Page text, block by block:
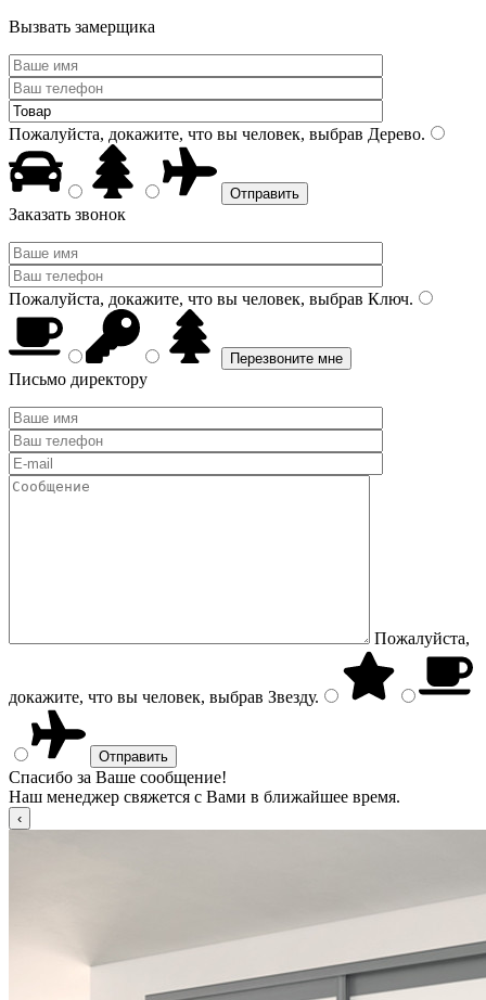
Вызвать замерщика
Пожалуйста, докажите, что вы человек, выбрав Дерево.
Заказать звонок
Пожалуйста, докажите, что вы человек, выбрав Ключ.
Письмо директору
Пожалуйста,
докажите, что вы человек, выбрав Звезду.
Спасибо за Ваше сообщение!
Наш менеджер свяжется с Вами в ближайшее время.